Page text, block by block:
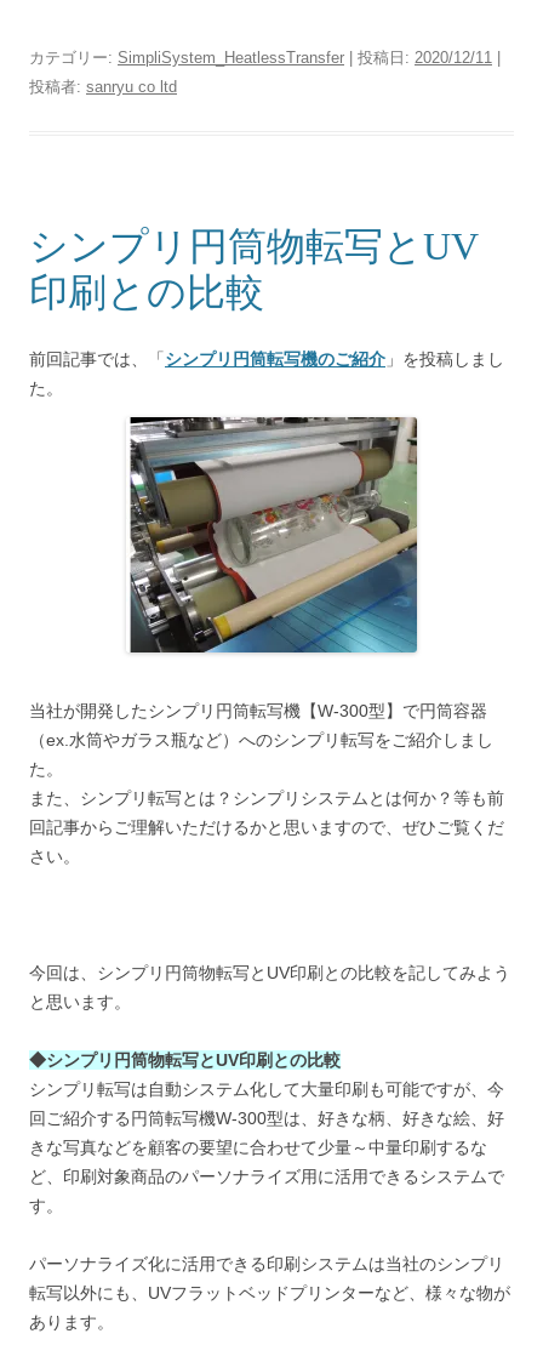
カテゴリー: SimpliSystem_HeatlessTransfer | 投稿日: 2020/12/11
投稿者: sanryu co ltd
シンプリ円筒物転写とUV
印刷との比較
前回記事では、「シンプリ円筒転写機のご紹介 」を投稿しまし
た。
当社が開発したシンプリ円筒転写機【W-300型】で円筒容器
（ex.水筒やガラス瓶など）へのシンプリ転写をご紹介しまし
た。
また、シンプリ転写とは？シンプリシステムとは何か？等も前
回記事からご理解いただけるかと思いますので、ぜひご覧くだ
さい。
今回は、シンプリ円筒物転写とUV印刷との比較を記してみよう
と思います。
◆シンプリ円筒物転写とUV印刷との比較
シンプリ転写は自動システム化して大量印刷も可能ですが、今
回ご紹介する円筒転写機W-300型は、好きな柄、好きな絵、好
きな写真などを顧客の要望に合わせて少量～中量印刷するな
ど、印刷対象商品のパーソナライズ用に活用できるシステムで
す。
パーソナライズ化に活用できる印刷システムは当社のシンプリ
転写以外にも、UVフラットベッドプリンターなど、様々な物が
あります。